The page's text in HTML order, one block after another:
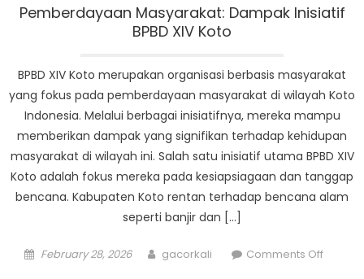
Resep
Muda
Pemberdayaan Masyarakat: Dampak Inisiatif
BPBD XIV Koto
BPBD XIV Koto merupakan organisasi berbasis masyarakat
yang fokus pada pemberdayaan masyarakat di wilayah Koto
Indonesia. Melalui berbagai inisiatifnya, mereka mampu
memberikan dampak yang signifikan terhadap kehidupan
masyarakat di wilayah ini. Salah satu inisiatif utama BPBD XIV
Koto adalah fokus mereka pada kesiapsiagaan dan tanggap
bencana. Kabupaten Koto rentan terhadap bencana alam
seperti banjir dan […]
Posted
February 28, 2026 Author
gacorkali Comments Offon